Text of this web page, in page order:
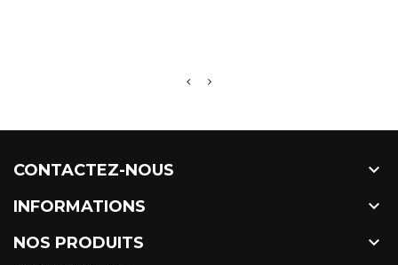
CONTACTEZ-NOUS 
INFORMATIONS 
NOS PRODUITS 